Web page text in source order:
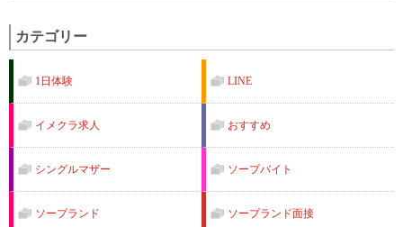
カテゴリー
1日体験 LINE
イメクラ求人 おすすめ
シングルマザー ソープバイト
ソープランド ソープランド面接